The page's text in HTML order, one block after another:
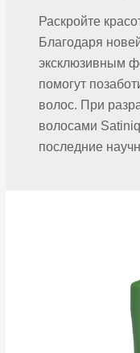
Раскройте
Благодаря
эксклюзивным
помогут
волос. При
волосами
последние